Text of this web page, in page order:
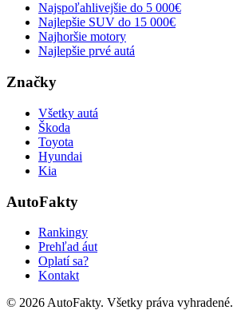
Najspoľahlivejšie do 5 000€
Najlepšie SUV do 15 000€
Najhoršie motory
Najlepšie prvé autá
Značky
Všetky autá
Škoda
Toyota
Hyundai
Kia
AutoFakty
Rankingy
Prehľad áut
Oplatí sa?
Kontakt
© 2026 AutoFakty. Všetky práva vyhradené.